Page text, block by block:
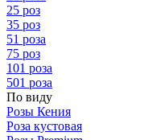
25 роз
35 роз
51 роза
75 роз
101 роза
501 роза
По виду
Розы Кения
Роза кустовая